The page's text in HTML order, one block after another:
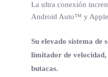
La ultra conexión
Android Auto™ y Apple
Su elevado sistema de
limitador de velocidad,
butacas.